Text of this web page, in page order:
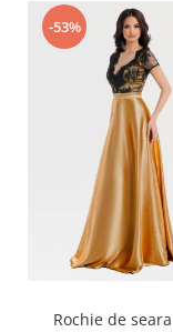
-53%
Rochie de